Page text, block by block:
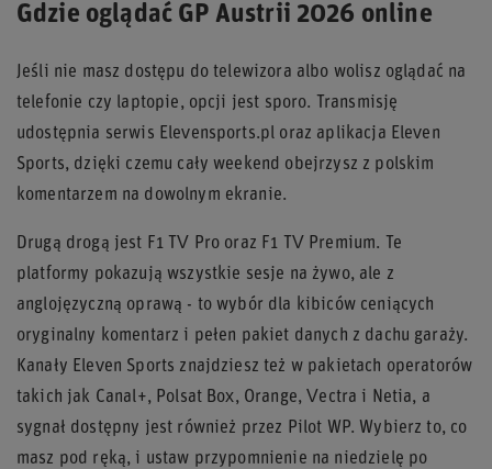
Gdzie oglądać GP Austrii 2026 online
Jeśli nie masz dostępu do telewizora albo wolisz oglądać na
telefonie czy laptopie, opcji jest sporo. Transmisję
udostępnia serwis Elevensports.pl oraz aplikacja Eleven
Sports, dzięki czemu cały weekend obejrzysz z polskim
komentarzem na dowolnym ekranie.
Drugą drogą jest F1 TV Pro oraz F1 TV Premium. Te
platformy pokazują wszystkie sesje na żywo, ale z
anglojęzyczną oprawą - to wybór dla kibiców ceniących
oryginalny komentarz i pełen pakiet danych z dachu garaży.
Kanały Eleven Sports znajdziesz też w pakietach operatorów
takich jak Canal+, Polsat Box, Orange, Vectra i Netia, a
sygnał dostępny jest również przez Pilot WP. Wybierz to, co
masz pod ręką, i ustaw przypomnienie na niedzielę po